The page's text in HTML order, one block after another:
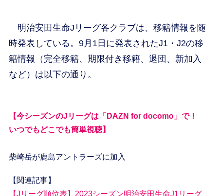
明治安田生命Jリーグ各クラブは、移籍情報を随
時発表している。9月1日に発表されたJ1・J2の移
籍情報（完全移籍、期限付き移籍、退団、新加入
など）は以下の通り。
【今シーズンのJリーグは「DAZN for docomo」で！
いつでもどこでも簡単視聴】
柴崎岳が鹿島アントラーズに加入
【関連記事】
【Jリーグ順位表】2023シーズン明治安田生命J1リーグ